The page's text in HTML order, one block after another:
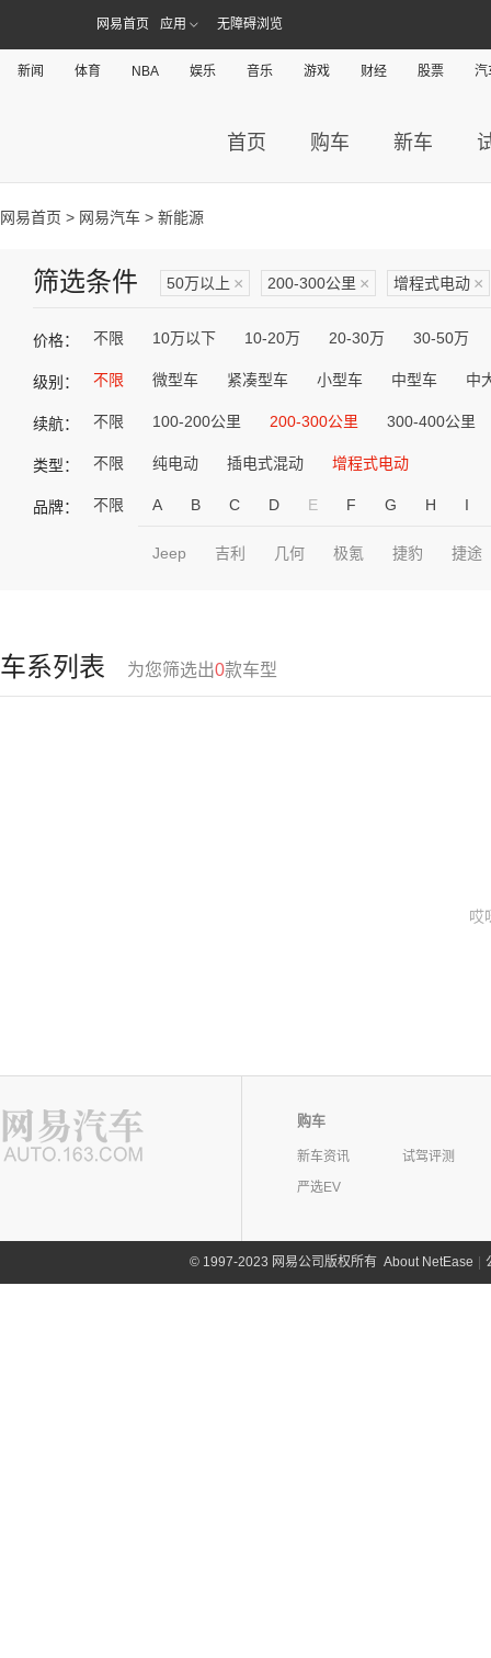
网易首页 应用 无障碍浏览
新闻 体育 NBA 娱乐 音乐 游戏 财经 股票 汽
首页 购车 新车
网易首页 > 网易汽车 > 新能源
筛选条件 50万以上 × 200-300公里 × 增程式电动 ×
价格： 不限 10万以下 10-20万 20-30万 30-50万
级别： 不限 微型车 紧凑型车 小型车 中型车 中
续航： 不限 100-200公里 200-300公里 300-400公里
类型： 不限 纯电动 插电式混动 增程式电动
品牌： 不限 A B C D E F G H I
Jeep 吉利 几何 极氪 捷豹 捷途
车系列表 为您筛选出0款车型
哎
购车
新车资讯
试驾评测
严选EV
©1997-2023 网易公司版权所有 About NetEase